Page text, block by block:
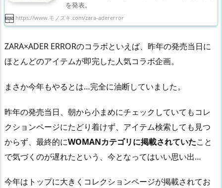
を発表。
https://www.モノズキ.com/zara-adererror
ZARA×ADER ERRORのコラボといえば、昨年の発売当日に
ほとんどのアイテムが即完した人気コラボ企画。
まさか今年もやるとは…完全に油断していました。
昨年の発売当日、朝から小まめにチェックしていてもコレ
クションページにたどり着けず、アイテム検索しても見つ
からず、最終的にWOMANカテゴリに掲載されていたこと
で気づくのが遅れたという、今となってはいい思い出…
今年はトップに大きくコレクションページが掲載されてお